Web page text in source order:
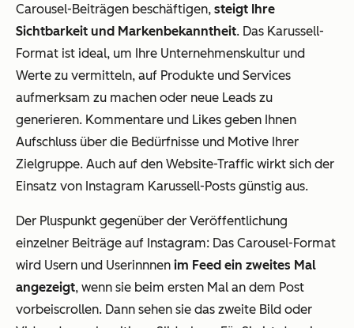
Carousel-Beiträgen beschäftigen, steigt Ihre
Sichtbarkeit und Markenbekanntheit. Das Karussell-
Format ist ideal, um Ihre Unternehmenskultur und
Werte zu vermitteln, auf Produkte und Services
aufmerksam zu machen oder neue Leads zu
generieren. Kommentare und Likes geben Ihnen
Aufschluss über die Bedürfnisse und Motive Ihrer
Zielgruppe. Auch auf den Website-Traffic wirkt sich der
Einsatz von Instagram Karussell-Posts günstig aus.
Der Pluspunkt gegenüber der Veröffentlichung
einzelner Beiträge auf Instagram: Das Carousel-Format
wird Usern und Userinnnen im Feed ein zweites Mal
angezeigt, wenn sie beim ersten Mal an dem Post
vorbeiscrollen. Dann sehen sie das zweite Bild oder